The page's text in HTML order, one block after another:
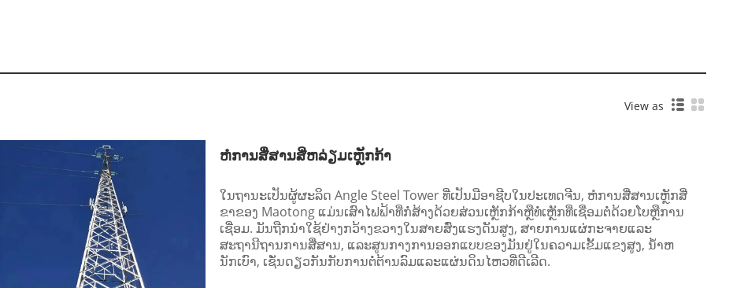
View as
ຫໍການສື່ສານສີ່ຫລ່ຽມເຫຼັກກ້າ
ໃນຖານະເປັນຜູ້ຜະລິດ Angle Steel Tower ທີ່ເປັນມືອາຊີບໃນປະເທດຈີນ, ຫໍການສື່ສານເຫຼັກສີ່
ຂາຂອງ Maotong ແມ່ນເສົາໄຟຟ້າທີ່ກໍ່ສ້າງດ້ວຍສ່ວນເຫຼັກກ້າຫຼືທໍ່ເຫຼັກທີ່ເຊື່ອມຕໍ່ດ້ວຍໂບຫຼືການ
ເຊື່ອມ. ມັນຖືກນໍາໃຊ້ຢ່າງກວ້າງຂວາງໃນສາຍສົ່ງແຮງດັນສູງ, ສາຍການແຜ່ກະຈາຍແລະ
ສະຖານີຖານການສື່ສານ, ແລະສູນກາງການອອກແບບຂອງມັນຢູ່ໃນຄວາມເຂັ້ມແຂງສູງ, ນ້ໍາຫ
ນັກເບົາ, ເຊັ່ນດຽວກັນກັບການຕໍ່ຕ້ານລົມແລະແຜ່ນດິນໄຫວທີ່ດີເລີດ.